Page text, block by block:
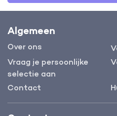
Algemeen
Over ons
Vraag je persoonlijke
selectie aan
Contact